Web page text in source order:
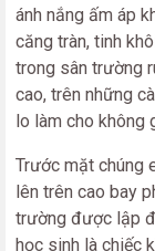
ánh nắng ấm áp
căng tràn, tinh
trong sân trường
cao, trên những
lo làm cho không
Trước mặt chúng
lên trên cao bay
trường được lập
học sinh là chiếc